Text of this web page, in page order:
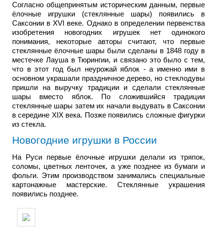
Согласно общепринятым историческим данным, первые
ёлочные игрушки (стеклянные шары) появились в
Саксонии в XVI веке. Однако в определении первенства
изобретения новогодних игрушек нет одинокого
понимания, некоторые авторы считают, что первые
стеклянные ёлочные шары были сделаны в 1848 году в
местечке Лауша в Тюрингии, и связано это было с тем,
что в этот год был неурожай яблок - а именно ими в
основном украшали праздничное дерево, но стеклодувы
пришли на выручку традиции и сделали стеклянные
шары вместо яблок. По сложившийся традиции
стеклянные шары затем их начали выдувать в Саксонии
в середине XIX века. Позже появились сложные фигурки
из стекла.
Новогодние игрушки в России
На Руси первые ёлочные игрушки делали из тряпок,
соломы, цветных ленточек, а уже позднее из бумаги и
фольги. Этим производством занимались специальные
картонажные мастерские. Стеклянные украшения
появились позднее.